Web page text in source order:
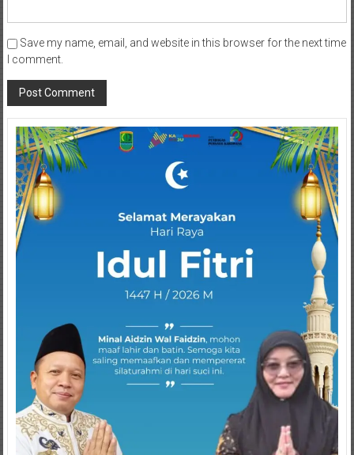
Save my name, email, and website in this browser for the next time
I comment.